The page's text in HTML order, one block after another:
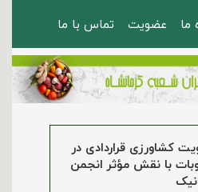
ما عضویت تماس با ما
کشاورزی قراردادی در
با نقش مؤثر انجمن